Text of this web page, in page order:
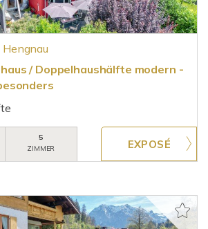
/ Doppelhaushälfte modern -
5
ZIMMER